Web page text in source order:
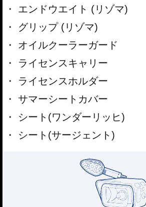
エンドウエイト (リゾマ)
グリップ (リゾマ)
オイルクーラーガード
ライセンスキャリー
ライセンスホルダー
サマーシートカバー
シート(ワンダーリッヒ)
シート(サージェント)